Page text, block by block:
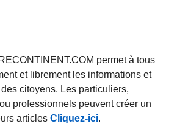
permet à tous
et librement les informations et
citoyens. Les particuliers,
professionnels peuvent créer un
articles Cliquez-ici.